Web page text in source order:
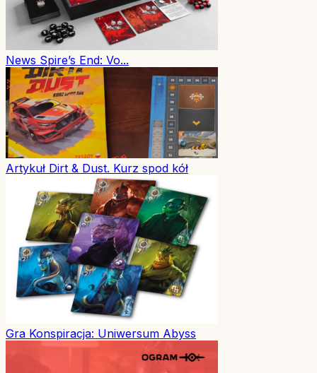
News Spire’s End: Vo...
Artykuł Dirt & Dust. Kurz spod kół
Gra Konspiracja: Uniwersum Abyss